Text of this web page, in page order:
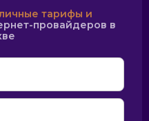
тарифы и
провайдеров в